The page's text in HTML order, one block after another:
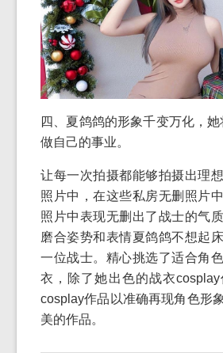
四、夏鸽鸽的形象千变万化，
做自己的事业。
让每一次拍摄都能够拍摄出理
照片中，在这些私房无删照片
照片中表现无删出了战士的气
磨合姿势和表情夏鸽鸽不想起
一位战士。精心挑选了适合角
衣，除了她出色的战衣
cosplay作品以准确再现角色形
美的作品。